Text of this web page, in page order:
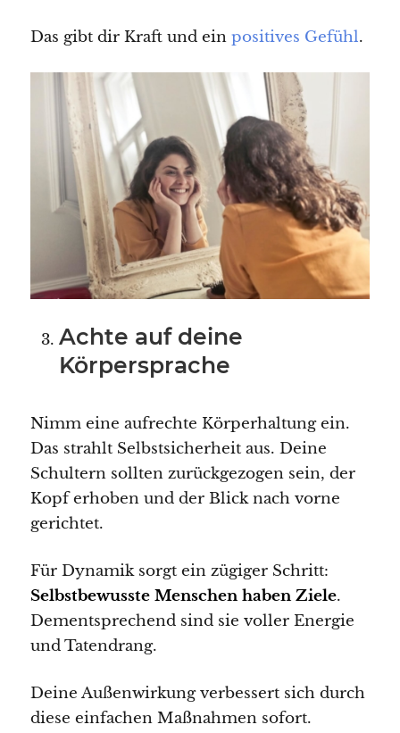
Das gibt dir Kraft und ein positives Gefühl.
Achte auf deine
Körpersprache
Nimm eine aufrechte Körperhaltung ein.
Das strahlt Selbstsicherheit aus. Deine
Schultern sollten zurückgezogen sein, der
Kopf erhoben und der Blick nach vorne
gerichtet.
Für Dynamik sorgt ein zügiger Schritt:
Selbstbewusste Menschen haben Ziele.
Dementsprechend sind sie voller Energie
und Tatendrang.
Deine Außenwirkung verbessert sich durch
diese einfachen Maßnahmen sofort.